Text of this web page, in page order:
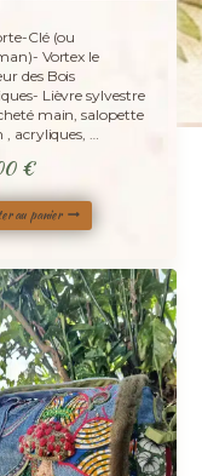
Clé (ou
Vortex le
des Bois
Lièvre sylvestre
main, salopette
, acryliques, …
€
au panier